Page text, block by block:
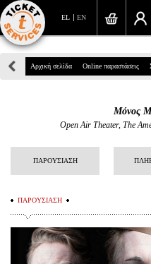
EN
EL
Αναζήτηση
Σύνδεση/
Αναζήτηση
Προσωπικά
Αρχική σελίδα Online παραστάσεις
Μόνος
Open Air Theater, The
ΠΑΡΟΥΣΙΑΣΗ
ΠΑΡΟΥΣΙΑΣΗ